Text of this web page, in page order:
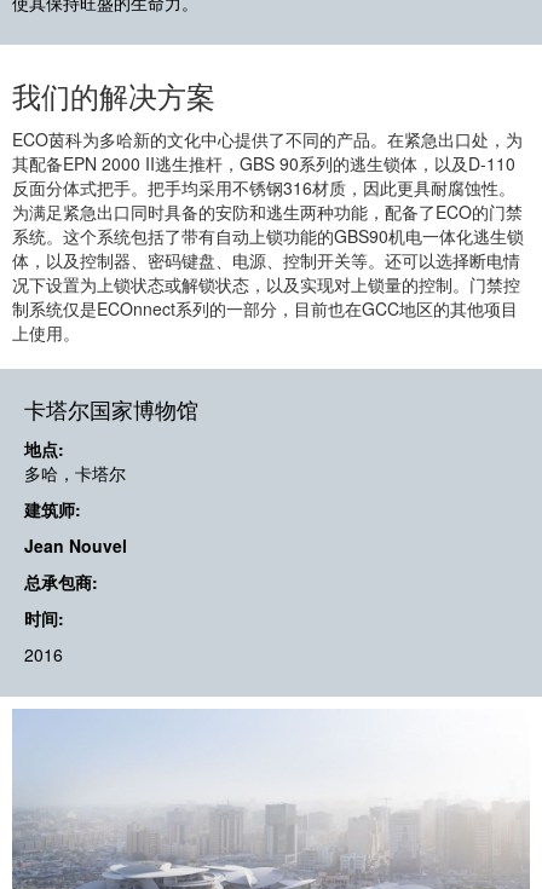
我们的解决方案
ECO茵科为多哈新的文化中心提供了不同的产品。在紧急出口处，为
其配备EPN 2000 II逃生推杆，GBS 90系列的逃生锁体，以及D-110
反面分体式把手。把手均采用不锈钢316材质，因此更具耐腐蚀性。
为满足紧急出口同时具备的安防和逃生两种功能，配备了ECO的门禁
系统。这个系统包括了带有自动上锁功能的GBS90机电一体化逃生锁
体，以及控制器、密码键盘、电源、控制开关等。还可以选择断电情
况下设置为上锁状态或解锁状态，以及实现对上锁量的控制。门禁控
制系统仅是ECOnnect系列的一部分，目前也在GCC地区的其他项目
上使用。
卡塔尔国家博物馆
地点:
多哈，卡塔尔
建筑师:
Jean Nouvel
总承包商:
时间:
2016